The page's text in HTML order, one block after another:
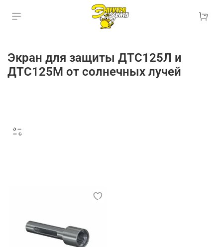
Экран для защиты ДТС125Л и
ДТС125М от солнечных лучей